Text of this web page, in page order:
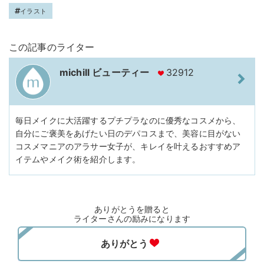
イラスト
この記事のライター
michill ビューティー 32912
毎日メイクに大活躍するプチプラなのに優秀なコスメから、
自分にご褒美をあげたい日のデパコスまで、美容に目がない
コスメマニアのアラサー女子が、キレイを叶えるおすすめア
イテムやメイク術を紹介します。
ありがとうを贈ると
ライターさんの励みになります